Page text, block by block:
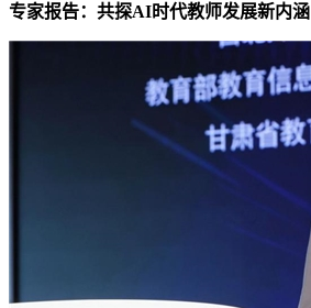
专家报告：共探AI时代教师发展新内涵